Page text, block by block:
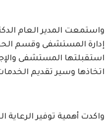
واستمعت المدير العام
إدارة المستشفى وقسم
استقبلتها المستشفى
اتخاذها وسير تقديم
واكدت أهمية توفير الرعاية